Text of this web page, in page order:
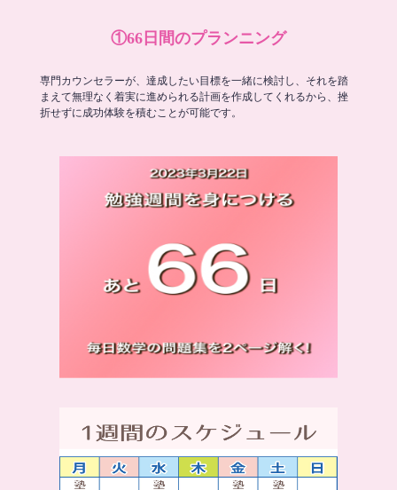
①66日間のプランニング
専門カウンセラーが、達成したい目標を一緒に検討し、それを踏
まえて無理なく着実に進められる計画を作成してくれるから、挫
折せずに成功体験を積むことが可能です。